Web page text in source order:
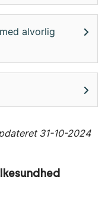
alvorlig
31-10-2024